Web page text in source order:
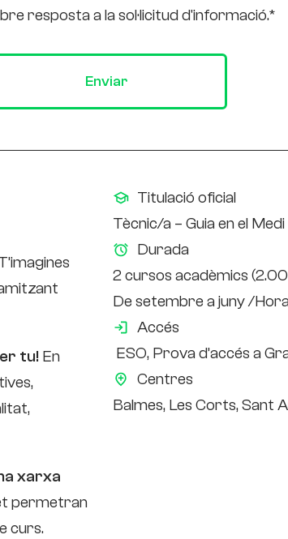
resposta a la sol·licitud d'informació.*
Enviar
tu! En
xarxa
permetran
curs.
Titulació oficial
Tècnic/a – Guia en el
Durada
2 cursos acadèmics
De setembre a juny /
Accés
ESO, Prova d’accés a
Centres
Balmes, Les Corts, Sant